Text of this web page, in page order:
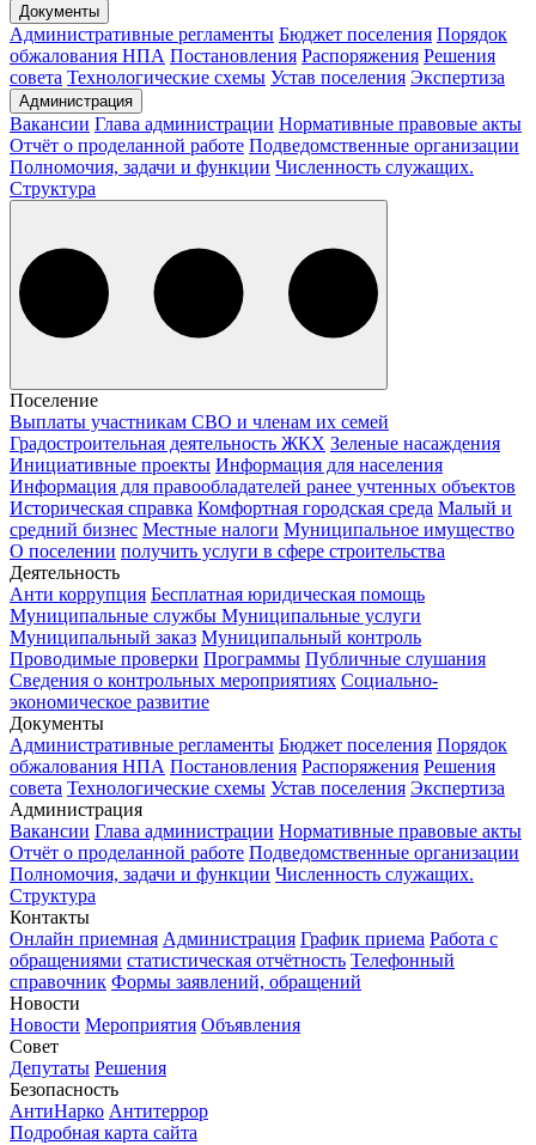
Документы
Административные регламенты Бюджет поселения Порядок
обжалования НПА Постановления Распоряжения Решения
совета Технологические схемы Устав поселения Экспертиза
Администрация
Вакансии Глава администрации Нормативные правовые акты
Отчёт о проделанной работе Подведомственные организации
Полномочия, задачи и функции Численность служащих.
Структура
Поселение
Выплаты участникам СВО и членам их семей
Градостроительная деятельность ЖКХ Зеленые насаждения
Инициативные проекты Информация для населения
Информация для правообладателей ранее учтенных объектов
Историческая справка Комфортная городская среда Малый и
средний бизнес Местные налоги Муниципальное имущество
О поселении получить услуги в сфере строительства
Деятельность
Анти коррупция Бесплатная юридическая помощь
Муниципальные службы Муниципальные услуги
Муниципальный заказ Муниципальный контроль
Проводимые проверки Программы Публичные слушания
Сведения о контрольных мероприятиях Социально-
экономическое развитие
Документы
Административные регламенты Бюджет поселения Порядок
обжалования НПА Постановления Распоряжения Решения
совета Технологические схемы Устав поселения Экспертиза
Администрация
Вакансии Глава администрации Нормативные правовые акты
Отчёт о проделанной работе Подведомственные организации
Полномочия, задачи и функции Численность служащих.
Структура
Контакты
Онлайн приемная Администрация График приема Работа с
обращениями статистическая отчётность Телефонный
справочник Формы заявлений, обращений
Новости
Новости Мероприятия Объявления
Совет
Депутаты Решения
Безопасность
АнтиНарко Антитеррор
Подробная карта сайта